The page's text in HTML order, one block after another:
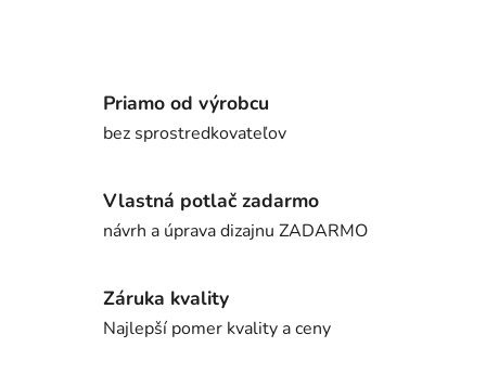
Priamo od výrobcu
bez sprostredkovateľov
Vlastná potlač zadarmo
návrh a úprava dizajnu ZADARMO
Záruka kvality
Najlepší pomer kvality a ceny